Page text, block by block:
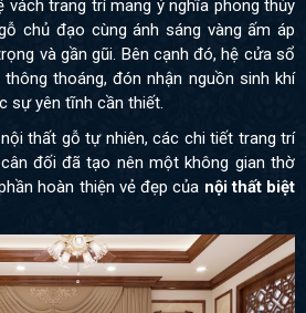
vách trang trí mang ý nghĩa phong thủy
chủ đạo cùng ánh sáng vàng ấm áp
và gần gũi. Bên cạnh đó, hệ cửa sổ
thoáng, đón nhận nguồn sinh khí
sự yên tĩnh cần thiết.
thất gỗ tự nhiên, các chi tiết trang trí
đối đã tạo nên một không gian thờ
hoàn thiện vẻ đẹp của nội thất biệt